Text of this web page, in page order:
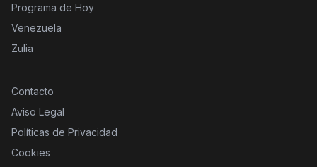
Programa de Hoy
Venezuela
Zulia
Contacto
Aviso Legal
Políticas de Privacidad
Cookies